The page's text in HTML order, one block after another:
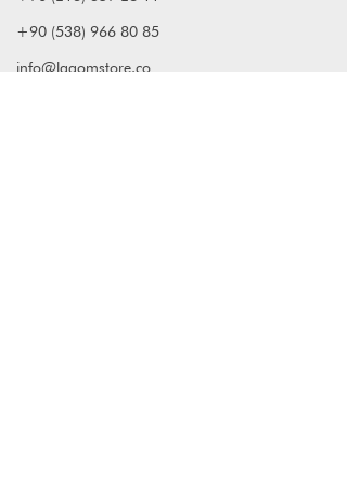
+90 (538) 966 80 85
info@lagomstore.co